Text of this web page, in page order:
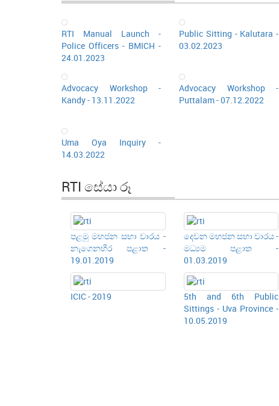
RTI Manual Launch -
Police Officers - BMICH -
24.01.2023
Public Sitting - Kalutara -
03.02.2023
Advocacy Workshop -
Kandy - 13.11.2022
Advocacy Workshop -
Puttalam - 07.12.2022
Uma Oya Inquiry -
14.03.2022
RTI සේයා රූ
පළමු මහජන සභා වාරය -
නැගෙනහිර පළාත -
19.01.2019
දෙවන මහජන සභා වාරය -
මධ්‍යම පළාත -
01.03.2019
ICIC - 2019
5th and 6th Public
Sittings - Uva Province -
10.05.2019